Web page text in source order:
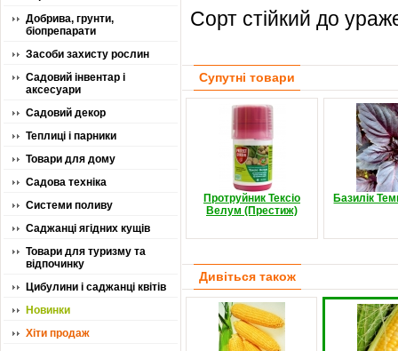
Добрива, грунти,
біопрепарати
Засоби захисту рослин
Садовий інвентар і
аксесуари
Садовий декор
Теплиці і парники
Товари для дому
Садова техніка
Системи поливу
Саджанці ягідних кущів
Товари для туризму та
відпочинку
Цибулини і саджанці квітів
Новинки
Хіти продаж
Сорт стійкий до
Супутні товари
Протруйник Тексіо
Велум (Престиж)
Базилік
Дивіться також